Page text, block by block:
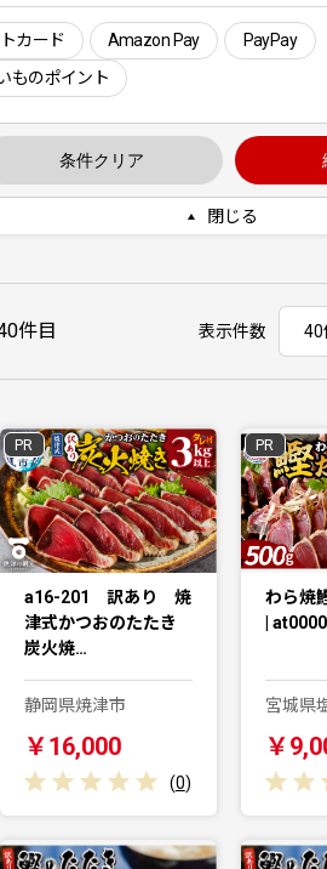
カード Amazon Pay
PayPay
ものポイント
条件クリア
閉じる
件目 表示件数
PR
a16-201 訳あり 焼
津式かつおのたたき
炭火焼…
静岡県焼津市
￥16,000
(0)
PR
わら焼
|
宮城県
￥